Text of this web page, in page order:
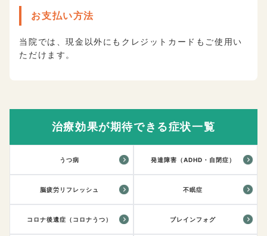
お支払い方法
当院では、現金以外にもクレジットカードもご使用い
ただけます。
治療効果が期待できる症状一覧
うつ病 発達障害（ADHD・自閉症）
脳疲労リフレッシュ 不眠症
コロナ後遺症（コロナうつ） ブレインフォグ